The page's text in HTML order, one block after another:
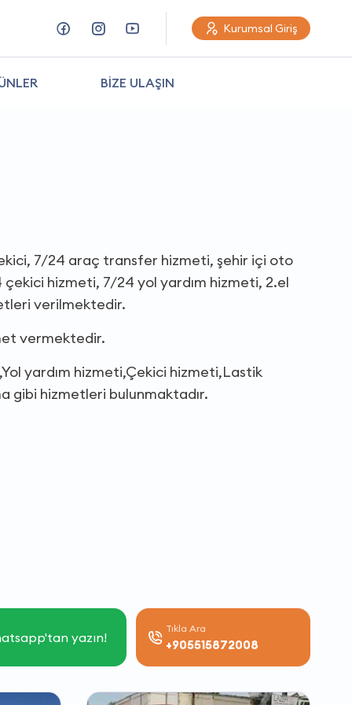
Kurumsal Giriş
BİZE ULAŞIN
7/24 araç transfer hizmeti, şehir içi oto
hizmeti, 7/24 yol yardım hizmeti, 2.el
verilmektedir.
vermektedir.
yardım hizmeti,Çekici hizmeti,Lastik
gibi hizmetleri bulunmaktadır.
yazın!
Tıkla Ara
+905515872008